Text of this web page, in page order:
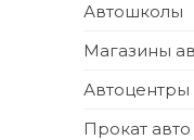
Автошколы
Магазины
Автоцентры
Прокат авто